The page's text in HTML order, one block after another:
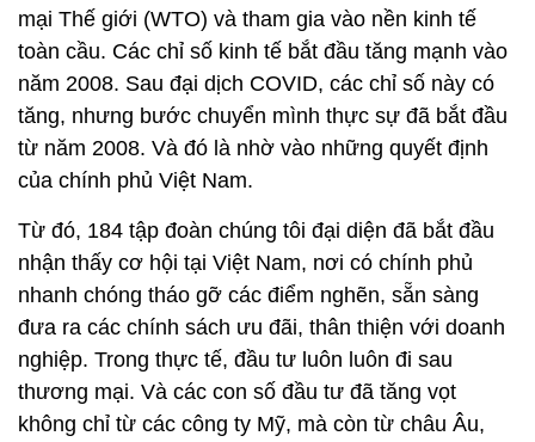
mại Thế giới (WTO) và tham gia vào nền kinh tế
toàn cầu. Các chỉ số kinh tế bắt đầu tăng mạnh vào
năm 2008. Sau đại dịch COVID, các chỉ số này có
tăng, nhưng bước chuyển mình thực sự đã bắt đầu
từ năm 2008. Và đó là nhờ vào những quyết định
của chính phủ Việt Nam.
Từ đó, 184 tập đoàn chúng tôi đại diện đã bắt đầu
nhận thấy cơ hội tại Việt Nam, nơi có chính phủ
nhanh chóng tháo gỡ các điểm nghẽn, sẵn sàng
đưa ra các chính sách ưu đãi, thân thiện với doanh
nghiệp. Trong thực tế, đầu tư luôn luôn đi sau
thương mại. Và các con số đầu tư đã tăng vọt
không chỉ từ các công ty Mỹ, mà còn từ châu Âu,